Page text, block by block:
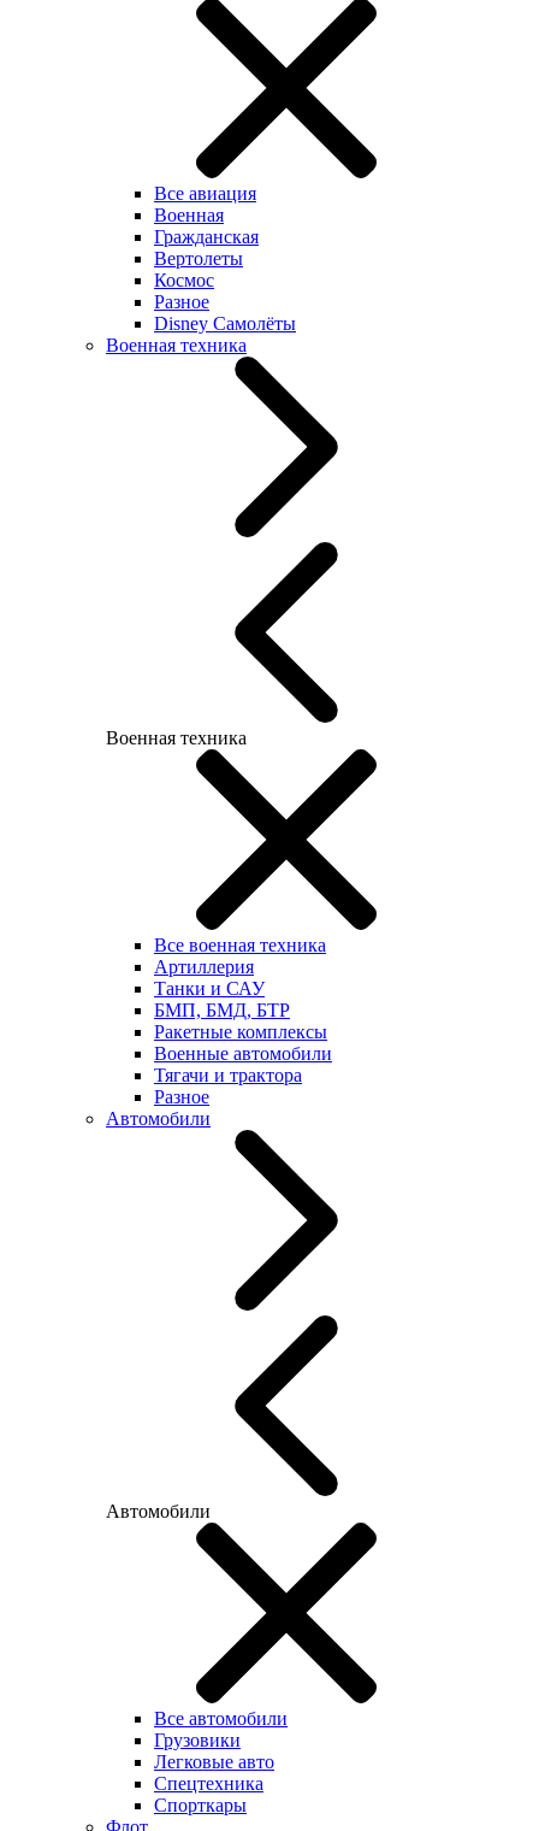
Все авиация
Военная
Гражданская
Вертолеты
Космос
Разное
Disney Самолёты
Военная техника
Военная техника
Все военная техника
Артиллерия
Танки и САУ
БМП, БМД, БТР
Ракетные комплексы
Военные автомобили
Тягачи и трактора
Разное
Автомобили
Автомобили
Все автомобили
Грузовики
Легковые авто
Спецтехника
Спорткары
Флот